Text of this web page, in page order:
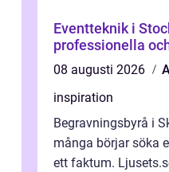
Eventteknik i
professionella
08 augusti 2026
inspiration
Begravningsbyrå i
många börjar söka
ett faktum.